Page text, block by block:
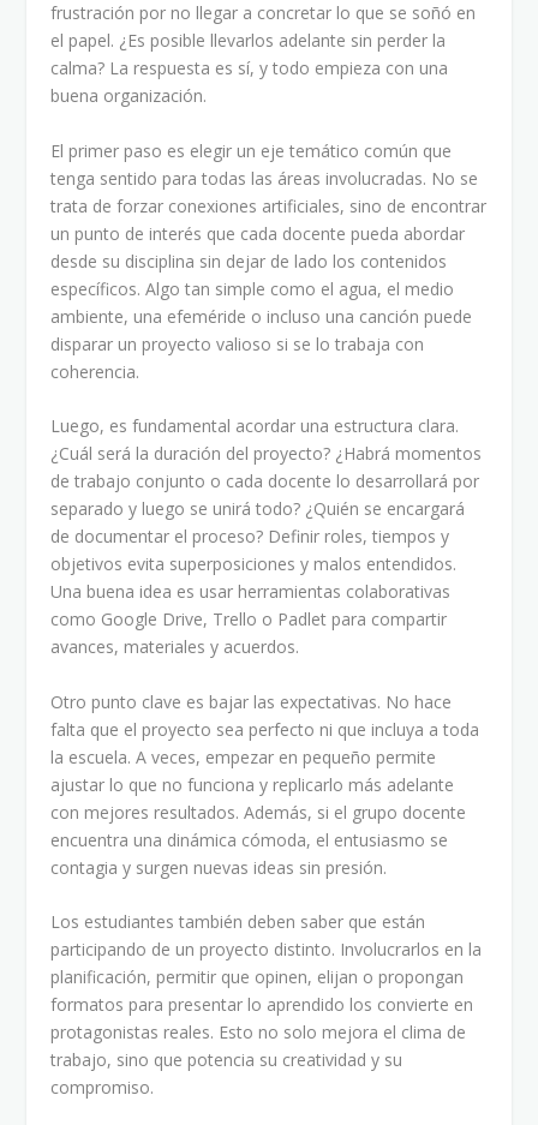
frustración por no llegar a concretar lo que se soñó en
el papel. ¿Es posible llevarlos adelante sin perder la
calma? La respuesta es sí, y todo empieza con una
buena organización.
El primer paso es elegir un eje temático común que
tenga sentido para todas las áreas involucradas. No se
trata de forzar conexiones artificiales, sino de encontrar
un punto de interés que cada docente pueda abordar
desde su disciplina sin dejar de lado los contenidos
específicos. Algo tan simple como el agua, el medio
ambiente, una efeméride o incluso una canción puede
disparar un proyecto valioso si se lo trabaja con
coherencia.
Luego, es fundamental acordar una estructura clara.
¿Cuál será la duración del proyecto? ¿Habrá momentos
de trabajo conjunto o cada docente lo desarrollará por
separado y luego se unirá todo? ¿Quién se encargará
de documentar el proceso? Definir roles, tiempos y
objetivos evita superposiciones y malos entendidos.
Una buena idea es usar herramientas colaborativas
como Google Drive, Trello o Padlet para compartir
avances, materiales y acuerdos.
Otro punto clave es bajar las expectativas. No hace
falta que el proyecto sea perfecto ni que incluya a toda
la escuela. A veces, empezar en pequeño permite
ajustar lo que no funciona y replicarlo más adelante
con mejores resultados. Además, si el grupo docente
encuentra una dinámica cómoda, el entusiasmo se
contagia y surgen nuevas ideas sin presión.
Los estudiantes también deben saber que están
participando de un proyecto distinto. Involucrarlos en la
planificación, permitir que opinen, elijan o propongan
formatos para presentar lo aprendido los convierte en
protagonistas reales. Esto no solo mejora el clima de
trabajo, sino que potencia su creatividad y su
compromiso.